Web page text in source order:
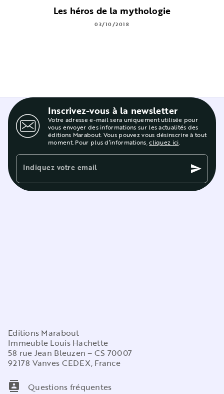
Les héros de la mythologie
03/10/2018
Inscrivez-vous à la newsletter
Votre adresse e-mail sera uniquement utilisée pour
vous envoyer des informations sur les actualités des
éditions Marabout. Vous pouvez vous désinscrire à tout
moment. Pour plus d’informations,cliquez ici.
Indiquez votre email send
Editions Marabout
Immeuble Louis Hachette
58 rue Jean Bleuzen – CS 70007
92178 Vanves CEDEX, France
contacts
Questions fréquentes